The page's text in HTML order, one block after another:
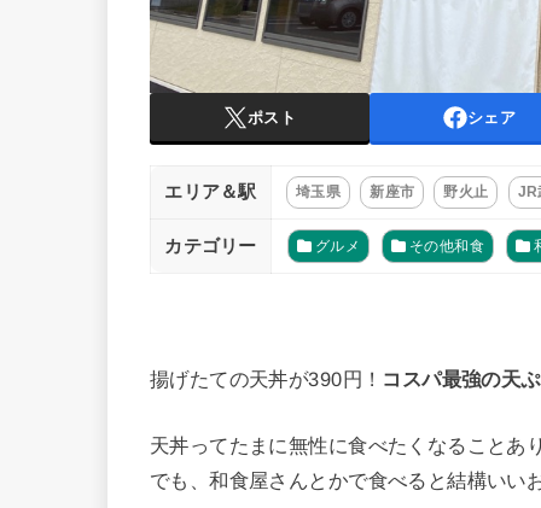
ポスト シェア
エリア＆駅 埼玉県 新座市 野火止 JR
カテゴリー グルメ その他和食
揚げたての天丼が390円！ コスパ最強の天
天丼ってたまに無性に食べたくなることあ
でも、和食屋さんとかで食べると結構いい